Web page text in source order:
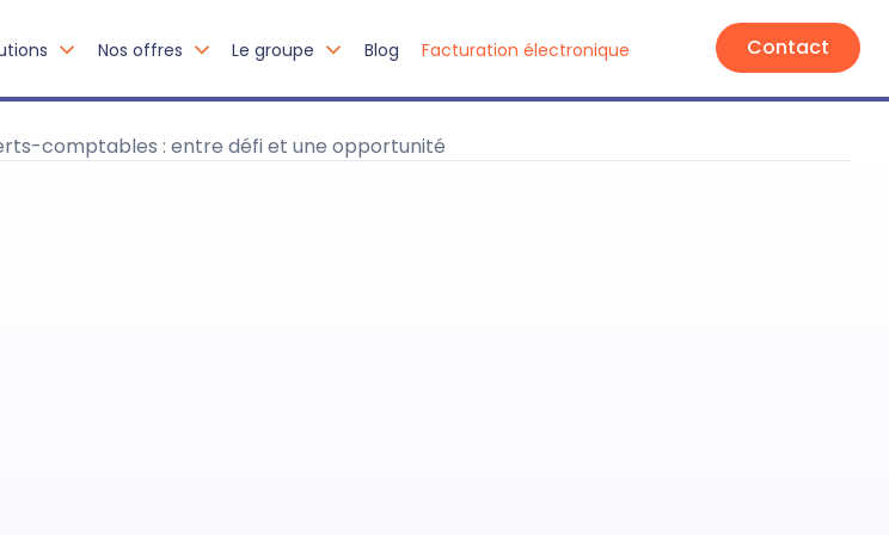
Nos offres Le groupe Blog Facturation électronique Contact
comptables : entre défi et une opportunité